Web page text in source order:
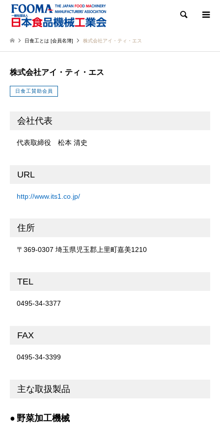
検索
日食工とは [会員名簿] 株式会社アイ・ティ・エス
株式会社アイ・ティ・エス
日食工賛助会員
会社代表
代表取締役 松本 清史
URL
http://www.its1.co.jp/
住所
〒369-0307 埼玉県児玉郡上里町嘉美1210
TEL
0495-34-3377
FAX
0495-34-3399
主な取扱製品
野菜加工機械